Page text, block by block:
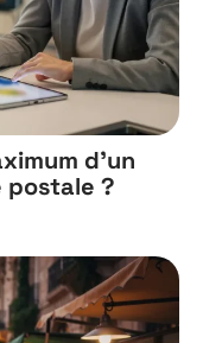
d’un
postale ?